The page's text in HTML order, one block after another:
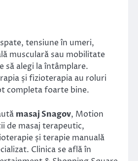
tensiune în umeri,
musculară sau mobilitate
să alegi la întâmplare.
și fizioterapia au roluri
completa foarte bine.
masaj Snagov, Motion
de masaj terapeutic,
și terapie manuală
Clinica se află în